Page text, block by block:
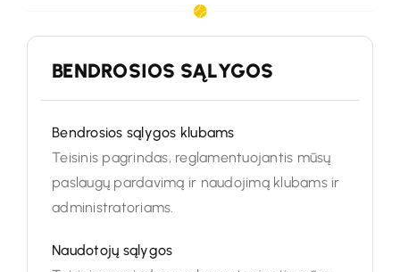
PRISIJUNGTI
BENDROSIOS SĄLYGOS
Bendrosios sąlygos klubams
Teisinis pagrindas, reglamentuojantis mūsų
paslaugų pardavimą ir naudojimą klubams ir
administratoriams.
Naudotojų sąlygos